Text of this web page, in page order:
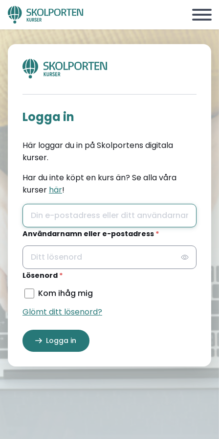
Logga in
Här loggar du in på Skolportens digitala
kurser.
Har du inte köpt en kurs än? Se alla våra
kurser här!
Användarnamn eller e-postadress *
Lösenord *
Kom ihåg mig
Glömt ditt lösenord?
Logga in